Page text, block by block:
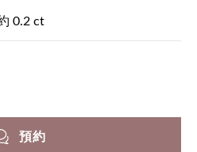
0.2 ct
預約